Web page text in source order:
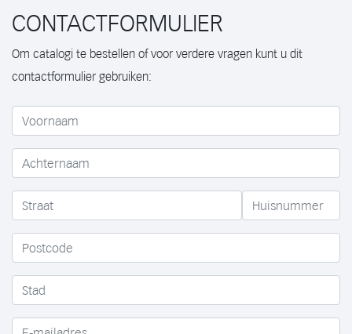
CONTACTFORMULIER
Om catalogi te bestellen of voor verdere vragen kunt u dit
contactformulier gebruiken: